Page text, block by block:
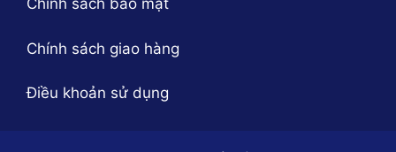
Chính sách bảo mật
Chính sách giao hàng
Điều khoản sử dụng